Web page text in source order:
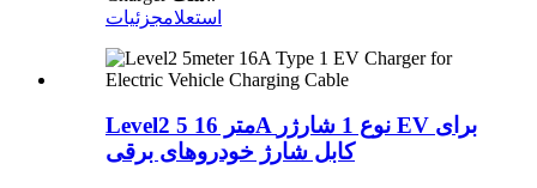
استعلامجزئیات
Level2 5 متر 16A نوع 1 شارژر EV برای
کابل شارژ خودروهای برقی